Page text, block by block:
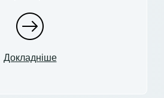
Докладніше